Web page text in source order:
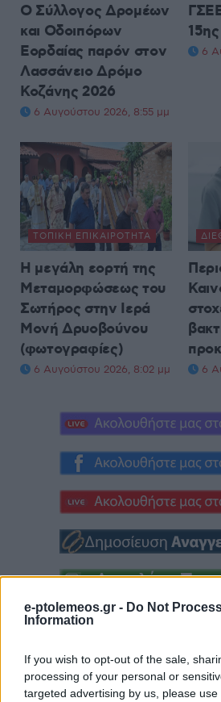
e-ptolemeos.gr - Do Not
Information
If you wish to opt-out of the sale,
processing of your personal or
targeted advertising by us, please
Ο Σύλλογος Δρομέων
και Οδοιπόρων
Εορδαίας παρόν στον
Λασσάνειο Δρόμο
Κοζάνης 2026
6 Αυγούστου 2026, 8:55 μμ
6
ΤΟΠΙΚΉ ΕΠΙΚΑΙΡΌΤΗΤΑ
Η μεγάλη εορτή της
Μεταμορφώσεως του
Σωτήρος στην Ιερά
Μονή Δρυοβούνου
(φωτογραφίες)
6 Αυγούστου 2026, 8:02 μμ 6